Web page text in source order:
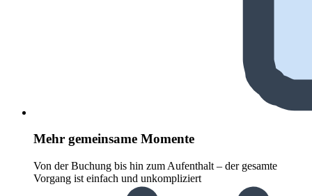
Mehr gemeinsame Momente
Von der Buchung bis hin zum Aufenthalt – der gesamte
Vorgang ist einfach und unkompliziert